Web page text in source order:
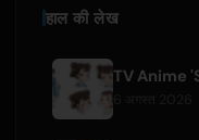
हाल की लेख